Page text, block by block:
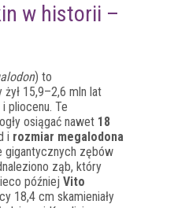
w historii –
) to
15,9–2,6 mln lat
pliocenu. Te
osiągać nawet 18
i rozmiar megalodona
gigantycznych zębów
ząb, który
później Vito
18,4 cm skamieniały